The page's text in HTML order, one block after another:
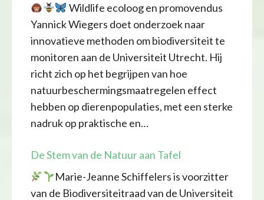
Wildlife ecoloog en promovendus
Yannick Wiegers doet onderzoek naar
innovatieve methoden om biodiversiteit te
monitoren aan de Universiteit Utrecht. Hij
richt zich op het begrijpen van hoe
natuurbeschermingsmaatregelen effect
hebben op dierenpopulaties, met een sterke
nadruk op praktische en…
De Stem van de Natuur aan Tafel
Marie-Jeanne Schiffelers is voorzitter
van de Biodiversiteitraad van de Universiteit